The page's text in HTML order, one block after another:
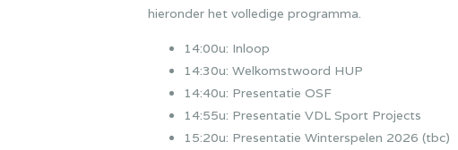
hieronder het volledige programma.
14:00u: Inloop
14:30u: Welkomstwoord HUP
14:40u: Presentatie OSF
14:55u: Presentatie VDL Sport Projects
15:20u: Presentatie Winterspelen 2026 (tbc)